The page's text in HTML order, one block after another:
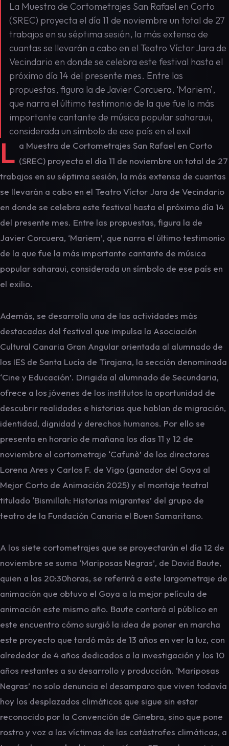
La Muestra de Cortometrajes San Rafael en Corto
(SREC) proyecta el día 11 de noviembre un total de 27
trabajos en su séptima sesión, la más extensa de
cuantas se llevarán a cabo en el Teatro Víctor Jara de
Vecindario en donde se celebra este festival hasta el
próximo día 14 del presente mes. Entre las
propuestas, figura la de Javier Corcuera, ‘Mariem’,
que narra el último testimonio de la que fue la más
importante cantante de música popular saharaui,
considerada un símbolo de ese país en el exil
L a Muestra de Cortometrajes San Rafael en Corto
(SREC) proyecta el día 11 de noviembre un total de 27
trabajos en su séptima sesión, la más extensa de cuantas
se llevarán a cabo en el Teatro Víctor Jara de Vecindario
en donde se celebra este festival hasta el próximo día 14
del presente mes. Entre las propuestas, figura la de
Javier Corcuera, ‘Mariem’, que narra el último testimonio
de la que fue la más importante cantante de música
popular saharaui, considerada un símbolo de ese país en
el exilio.
Además, se desarrolla una de las actividades más
destacadas del festival que impulsa la Asociación
Cultural Canaria Gran Angular orientada al alumnado de
los IES de Santa Lucía de Tirajana, la sección denominada
‘Cine y Educación’. Dirigida al alumnado de Secundaria,
ofrece a los jóvenes de los institutos la oportunidad de
descubrir realidades e historias que hablan de migración,
identidad, dignidad y derechos humanos. Por ello se
presenta en horario de mañana los días 11 y 12 de
noviembre el cortometraje ‘Cafunè’ de los directores
Lorena Ares y Carlos F. de Vigo (ganador del Goya al
Mejor Corto de Animación 2025) y el montaje teatral
titulado ‘Bismillah: Historias migrantes’ del grupo de
teatro de la Fundación Canaria el Buen Samaritano.
A los siete cortometrajes que se proyectarán el día 12 de
noviembre se suma ‘Mariposas Negras’, de David Baute,
quien a las 20:30horas, se referirá a este largometraje de
animación que obtuvo el Goya a la mejor película de
animación este mismo año. Baute contará al público en
este encuentro cómo surgió la idea de poner en marcha
este proyecto que tardó más de 13 años en ver la luz, con
alrededor de 4 años dedicados a la investigación y los 10
años restantes a su desarrollo y producción. ‘Mariposas
Negras’ no solo denuncia el desamparo que viven todavía
hoy los desplazados climáticos que sigue sin estar
reconocido por la Convención de Ginebra, sino que pone
rostro y voz a las víctimas de las catástrofes climáticas, a